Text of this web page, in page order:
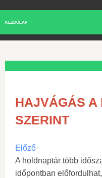
KEZDŐLAP
HAJVÁGÁS A
SZERINT
Előző
A holdnaptár több
időpontban